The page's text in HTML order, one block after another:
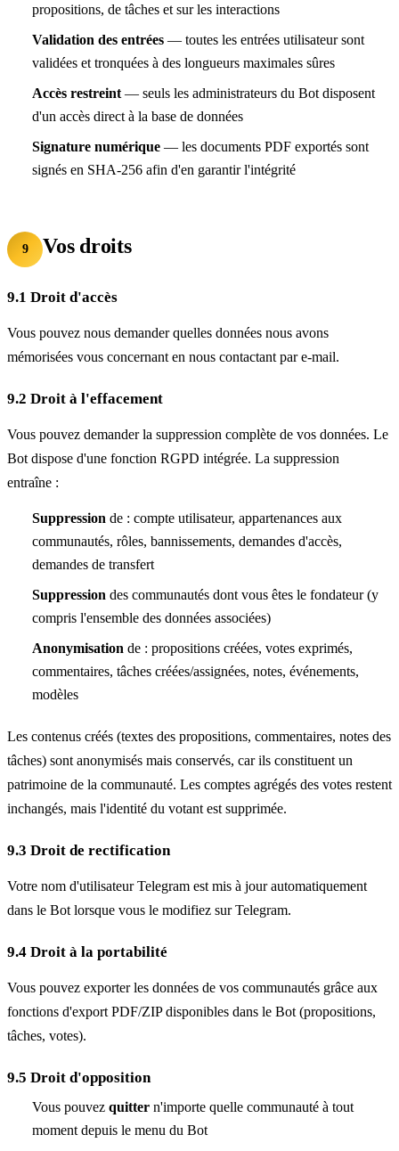
propositions, de tâches et sur les interactions
Validation des entrées — toutes les entrées utilisateur sont
validées et tronquées à des longueurs maximales sûres
Accès restreint — seuls les administrateurs du Bot disposent
d'un accès direct à la base de données
Signature numérique — les documents PDF exportés sont
signés en SHA-256 afin d'en garantir l'intégrité
9 Vos droits
9.1 Droit d'accès
Vous pouvez nous demander quelles données nous avons
mémorisées vous concernant en nous contactant par e-mail.
9.2 Droit à l'effacement
Vous pouvez demander la suppression complète de vos données. Le
Bot dispose d'une fonction RGPD intégrée. La suppression
entraîne :
Suppression de : compte utilisateur, appartenances aux
communautés, rôles, bannissements, demandes d'accès,
demandes de transfert
Suppression des communautés dont vous êtes le fondateur (y
compris l'ensemble des données associées)
Anonymisation de : propositions créées, votes exprimés,
commentaires, tâches créées/assignées, notes, événements,
modèles
Les contenus créés (textes des propositions, commentaires, notes des
tâches) sont anonymisés mais conservés, car ils constituent un
patrimoine de la communauté. Les comptes agrégés des votes restent
inchangés, mais l'identité du votant est supprimée.
9.3 Droit de rectification
Votre nom d'utilisateur Telegram est mis à jour automatiquement
dans le Bot lorsque vous le modifiez sur Telegram.
9.4 Droit à la portabilité
Vous pouvez exporter les données de vos communautés grâce aux
fonctions d'export PDF/ZIP disponibles dans le Bot (propositions,
tâches, votes).
9.5 Droit d'opposition
Vous pouvez quitter n'importe quelle communauté à tout
moment depuis le menu du Bot